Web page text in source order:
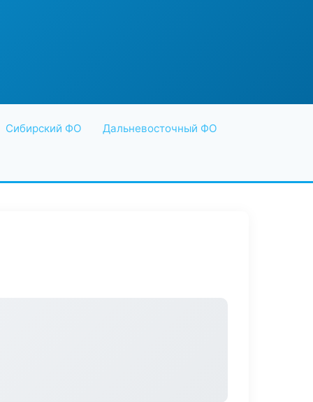
Сибирский ФО Дальневосточный ФО